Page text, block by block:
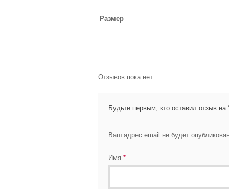
Размер
Отзывов пока нет.
Будьте первым, кто оставил отзыв
Ваш адрес email не будет
Имя *